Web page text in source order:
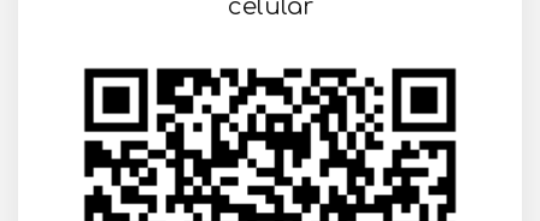
celular